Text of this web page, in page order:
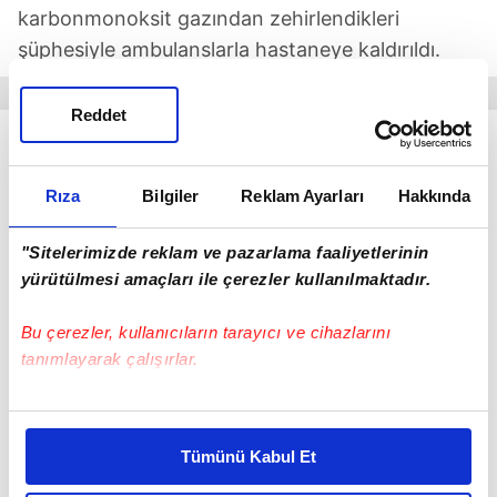
Rıza Bilgiler Reklam Ayarları Hakkında
"Sitelerimizde reklam ve pazarlama faaliyetlerinin
yürütülmesi amaçları ile çerezler kullanılmaktadır.
Bu çerezler, kullanıcıların tarayıcı ve cihazlarını
tanımlayarak çalışırlar.
Bu çerezlere izin vermeniz halinde sizlere özel
daha iyi reklam deneyimi yaşatabiliriz. Bunu yaparken
amacımızın size daha iyi bir reklam deneyimi sunmak
Tümünü Kabul Et
Reddet
karbonmonoksit gazından zehirlendikleri
şüphesiyle ambulanslarla hastaneye kaldırıldı.